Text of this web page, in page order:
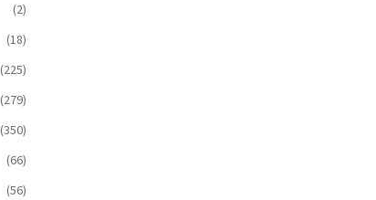
(2)
(18)
(225)
(279)
(350)
(66)
(56)